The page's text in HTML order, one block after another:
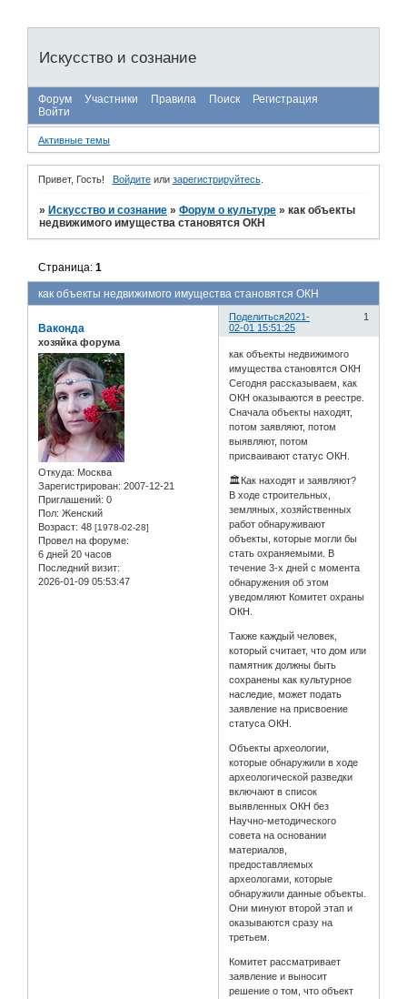
Искусство и сознание
Форум Участники Правила Поиск
Регистрация
Войти
Активные темы
Привет, Гость! Войдитеили зарегистрируйтесь.
» Искусство и сознание »Форум о культуре »как объекты
недвижимого имущества становятся ОКН
как объекты недвижимого имущества становятся ОКН
Страница:1
Поделиться 1
2021-
02-01 15:51:25
Ваконда
хозяйка форума
Откуда: Москва
Зарегистрирован: 2007-12-21
Приглашений: 0
Пол: Женский
Возраст: 48 [1978-02-28]
Провел на форуме:
6 дней 20 часов
Последний визит:
2026-01-09 05:53:47
как объекты недвижимого
имущества становятся ОКН
Сегодня рассказываем, как
ОКН оказываются в реестре.
Сначала объекты находят,
потом заявляют, потом
выявляют, потом
присваивают статус ОКН.
🏛Как находят и заявляют?
В ходе строительных,
земляных, хозяйственных
работ обнаруживают
объекты, которые могли бы
стать охраняемыми. В
течение 3-х дней с момента
обнаружения об этом
уведомляют Комитет охраны
ОКН.
Также каждый человек,
который считает, что дом или
памятник должны быть
сохранены как культурное
наследие, может подать
заявление на присвоение
статуса ОКН.
Объекты археологии,
которые обнаружили в ходе
археологической разведки
включают в список
выявленных ОКН без
Научно-методического
совета на основании
материалов,
предоставляемых
археологами, которые
обнаружили данные объекты.
Они минуют второй этап и
оказываются сразу на
третьем.
Комитет рассматривает
заявление и выносит
решение о том, что объект